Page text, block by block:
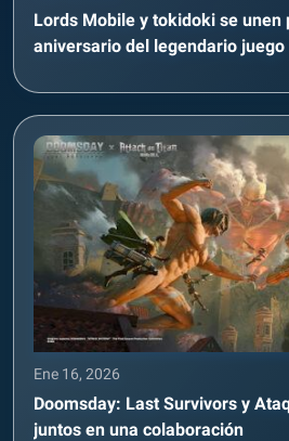
Lords Mobile y tokidoki se unen
aniversario del legendario juego
Ene 16, 2026
Doomsday: Last Survivors y
juntos en una colaboración